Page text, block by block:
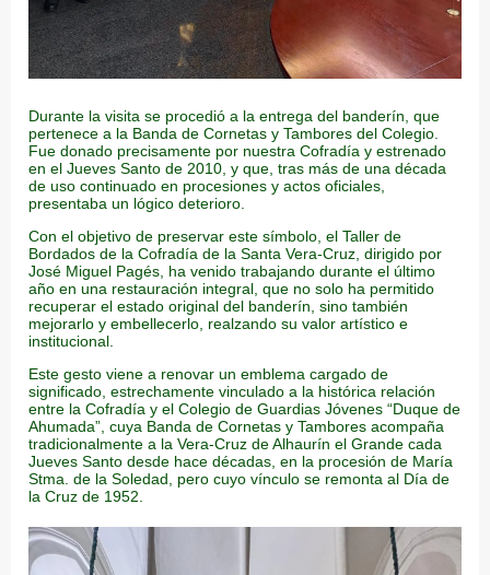
Durante la visita se procedió a la entrega del banderín, que
pertenece a la Banda de Cornetas y Tambores del Colegio.
Fue donado precisamente por nuestra Cofradía y estrenado
en el Jueves Santo de 2010, y que, tras más de una década
de uso continuado en procesiones y actos oficiales,
presentaba un lógico deterioro.
Con el objetivo de preservar este símbolo, el Taller de
Bordados de la Cofradía de la Santa Vera-Cruz, dirigido por
José Miguel Pagés, ha venido trabajando durante el último
año en una restauración integral, que no solo ha permitido
recuperar el estado original del banderín, sino también
mejorarlo y embellecerlo, realzando su valor artístico e
institucional.
Este gesto viene a renovar un emblema cargado de
significado, estrechamente vinculado a la histórica relación
entre la Cofradía y el Colegio de Guardias Jóvenes “Duque de
Ahumada”, cuya Banda de Cornetas y Tambores acompaña
tradicionalmente a la Vera-Cruz de Alhaurín el Grande cada
Jueves Santo desde hace décadas, en la procesión de María
Stma. de la Soledad, pero cuyo vínculo se remonta al Día de
la Cruz de 1952.